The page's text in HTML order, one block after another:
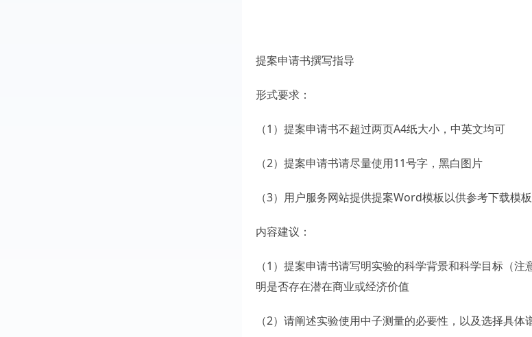
提案申请书撰写指导
形式要求：
（1）提案申请书不超过两页A4纸大小，中英文均可
（2）提案申请书请尽量使用11号字，黑白图片
（3）用户服务网站提供提案Word模板以供参考下载模
内容建议：
（1）提案申请书请写明实验的科学背景和科学目标（
明是否存在潜在商业或经济价值
（2）请阐述实验使用中子测量的必要性，以及选择具体